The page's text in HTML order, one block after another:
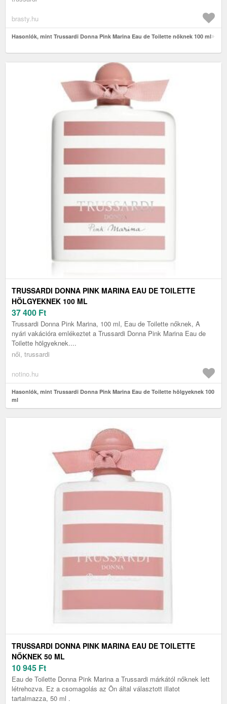
brasty.hu
Hasonlók, mint Trussardi Donna Pink Marina Eau de Toilette nőknek 100 ml
TRUSSARDI DONNA PINK MARINA EAU DE TOILETTE
HÖLGYEKNEK 100 ML
37 400 Ft
Trussardi Donna Pink Marina, 100 ml, Eau de Toilette nőknek, A
nyári vakációra emlékeztet a Trussardi Donna Pink Marina Eau de
Toilette hölgyeknek....
női, trussardi
notino.hu
Hasonlók, mint Trussardi Donna Pink Marina Eau de Toilette hölgyeknek 100
ml
TRUSSARDI DONNA PINK MARINA EAU DE TOILETTE
NŐKNEK 50 ML
10 945 Ft
Eau de Toilette Donna Pink Marina a Trussardi márkától nőknek lett
létrehozva. Ez a csomagolás az Ön által választott illatot
tartalmazza, 50 ml .